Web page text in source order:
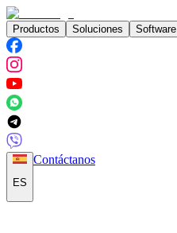
Productos Soluciones Software
ES
Contáctanos